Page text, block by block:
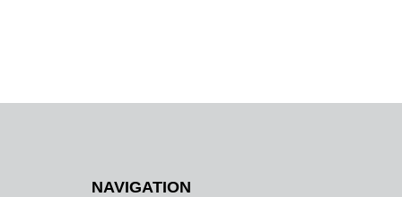
NAVIGATION